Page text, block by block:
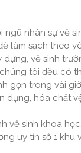
ngũ nhân sự vệ
làm sạch theo
vệ sinh
tôi đều có
gọn trong vài giờ
dụng, hóa chất
vệ sinh khoa
uy tín số 1 khu